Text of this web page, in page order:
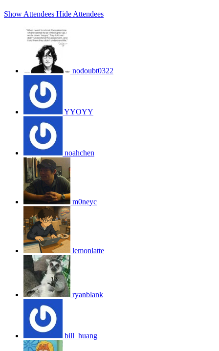
Show Attendees Hide Attendees
nodoubt0322
YYOYY
noahchen
m0neyc
lemonlatte
ryanblank
bill_huang